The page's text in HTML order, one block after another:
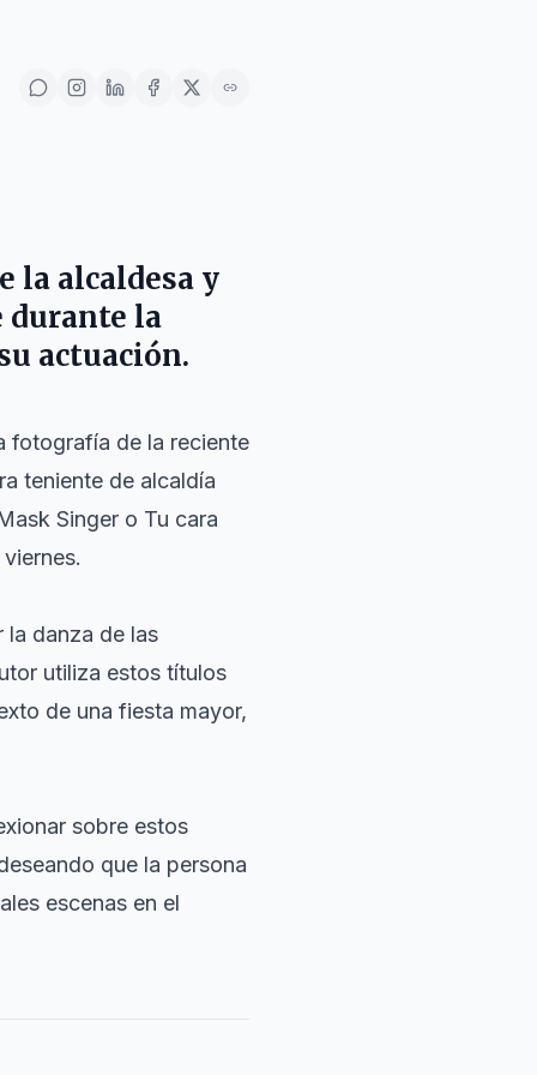
la alcaldesa y
durante la
actuación.
fotografía de la reciente
teniente de alcaldía
Singer o Tu cara
.
la danza de las
utiliza estos títulos
de una fiesta mayor,
sobre estos
que la persona
escenas en el